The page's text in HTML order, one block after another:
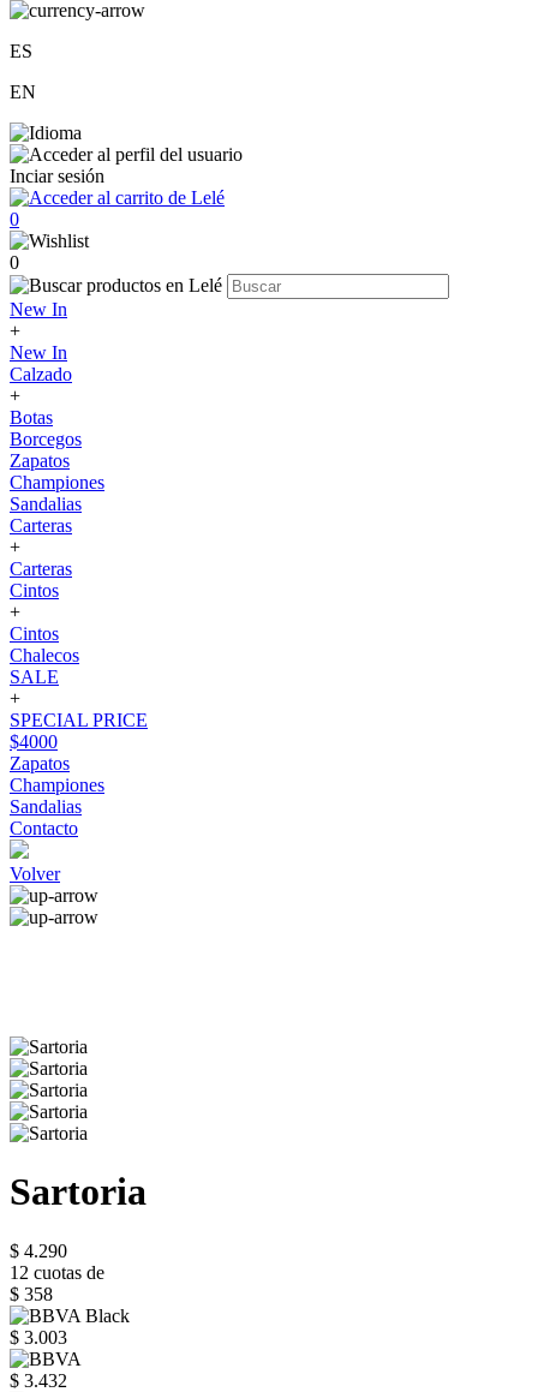
ES
EN
Inciar sesión
0
0
New In
+
New In
Calzado
+
Botas
Borcegos
Zapatos
Championes
Sandalias
Carteras
+
Carteras
Cintos
+
Cintos
Chalecos
SALE
+
SPECIAL PRICE
$4000
Zapatos
Championes
Sandalias
Contacto
Volver
Sartoria
$ 4.290
12 cuotas de
$ 358
$ 3.003
$ 3.432